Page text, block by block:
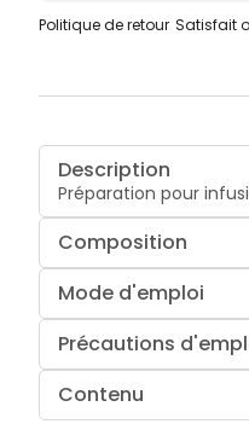
Politique de retour Satisfait
Description
Préparation pour
Composition
Mode d'emploi
Précautions
Contenu